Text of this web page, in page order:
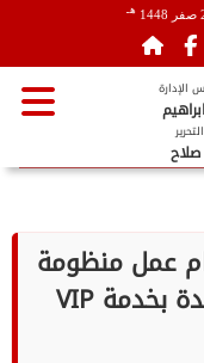
هـ
الإدارة
عمل منظومة
”مواصلات المنصورة” الجديدة بخدمة VIP